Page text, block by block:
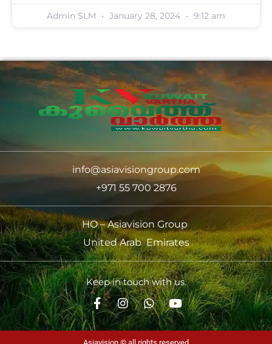
Admin SLM January 28, 2024 9:12 am
info@asiavisiongroup.com
+971 55 700 2876
HO – Asiavision Group
United Arab Emirates
Keep in touch with us.